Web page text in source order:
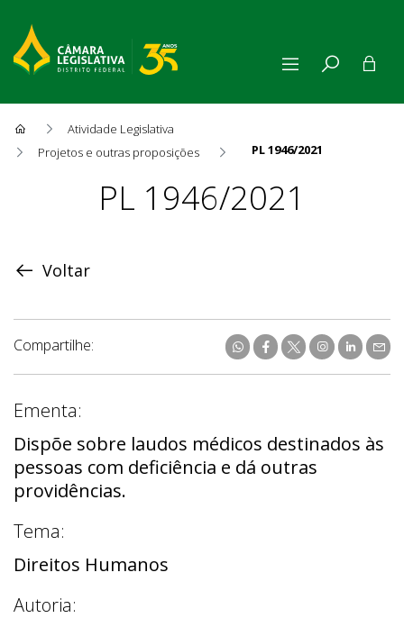
Atividade Legislativa
Projetos e outras proposições
PL 1946/2021
ProposiçãoPL 1946/2021
Voltar
Compartilhe:
Ementa:
Dispõe sobre laudos médicos destinados às
pessoas com deficiência e dá outras
providências.
Tema:
Direitos Humanos
Autoria: